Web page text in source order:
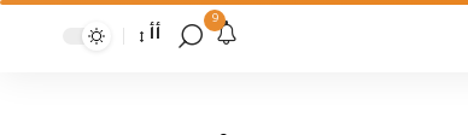
9
أأ